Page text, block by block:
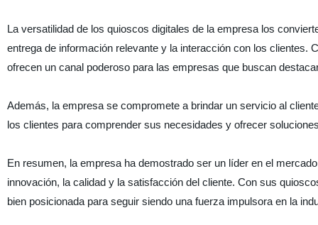
La versatilidad de los quioscos digitales de la empresa los
entrega de información relevante y la interacción con los clientes.
ofrecen un canal poderoso para las empresas que buscan
Además, la empresa se compromete a brindar un servicio al
los clientes para comprender sus necesidades y ofrecer
En resumen, la empresa ha demostrado ser un líder en el
innovación, la calidad y la satisfacción del cliente. Con sus
bien posicionada para seguir siendo una fuerza impulsora en la